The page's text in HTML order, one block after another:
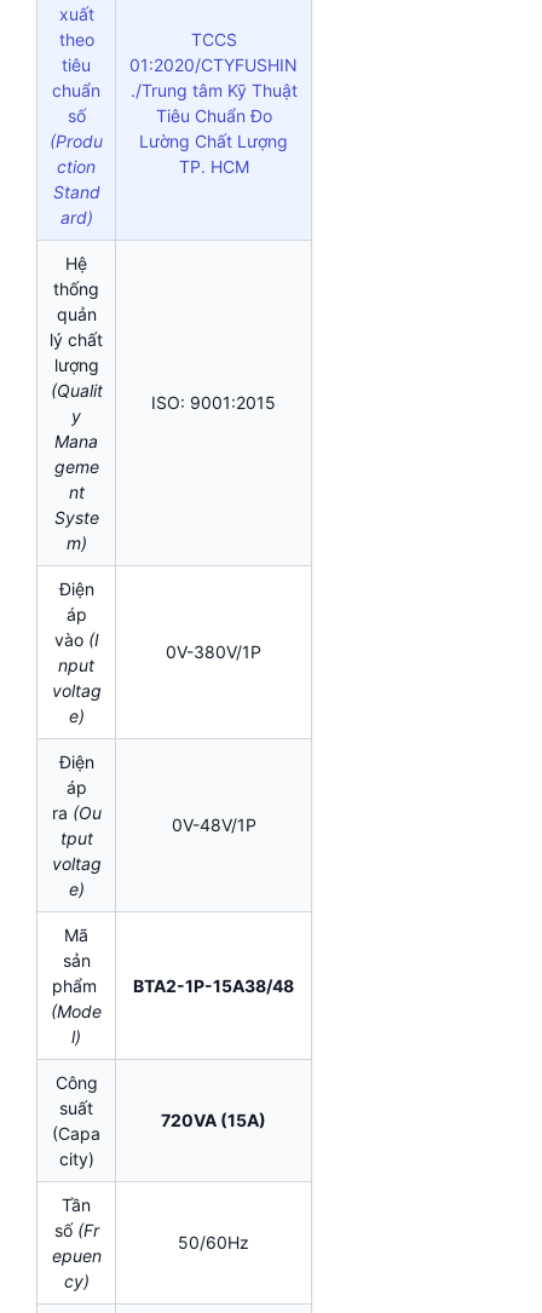
xuất
theo
tiêu
chuẩn
số
(Produ
ction
Stand
ard)
TCCS
01:2020/CTYFUSHIN
./Trung tâm Kỹ Thuật
Tiêu Chuẩn Đo
Lường Chất Lượng
TP. HCM
Hệ
thống
quản
lý chất
lượng
(Qualit
y
Mana
geme
nt
Syste
m)
ISO: 9001:2015
Điện
áp
vào (I
nput
voltag
e)
0V-380V/1P
Điện
áp
ra (Ou
tput
voltag
e)
0V-48V/1P
Mã
sản
phẩm
(Mode
l)
BTA2-1P-15A38/48
Công
suất
(Capa
city)
720VA (15A)
Tần
số (Fr
epuen
cy)
50/60Hz